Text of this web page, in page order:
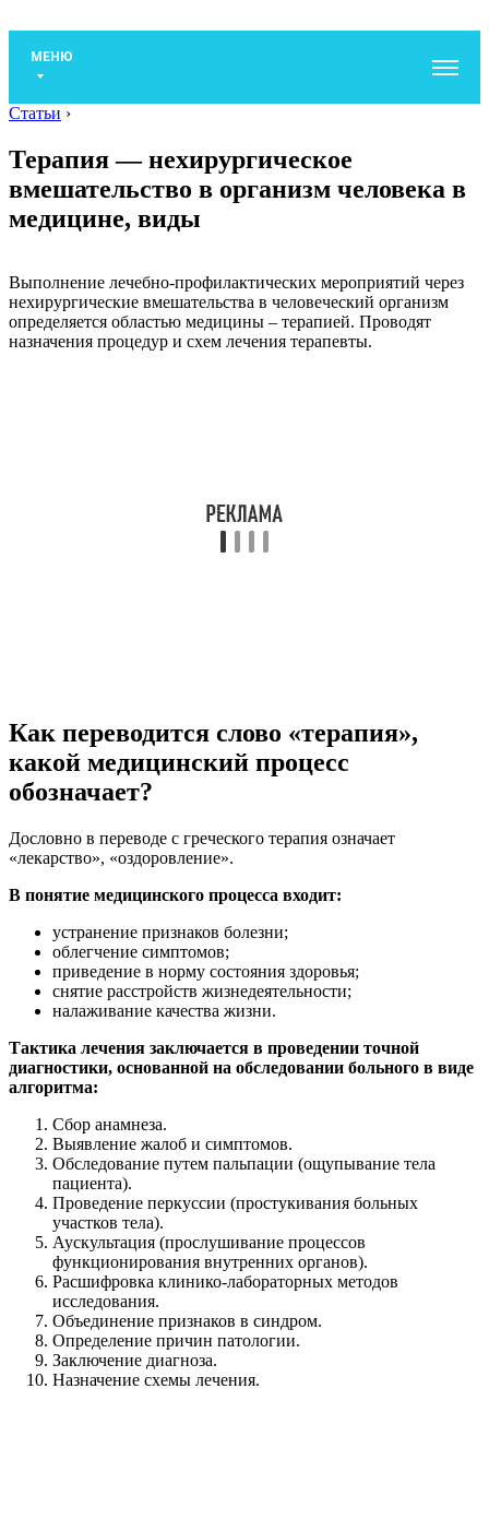
МЕНЮ
Статьи ›
Терапия — нехирургическое
вмешательство в организм человека в
медицине, виды
Выполнение лечебно-профилактических мероприятий через
нехирургические вмешательства в человеческий организм
определяется областью медицины – терапией. Проводят
назначения процедур и схем лечения терапевты.
Как переводится слово «терапия»,
какой медицинский процесс
обозначает?
Дословно в переводе с греческого терапия означает
«лекарство», «оздоровление».
В понятие медицинского процесса входит:
устранение признаков болезни;
облегчение симптомов;
приведение в норму состояния здоровья;
снятие расстройств жизнедеятельности;
налаживание качества жизни.
Тактика лечения заключается в проведении точной
диагностики, основанной на обследовании больного в виде
алгоритма:
Сбор анамнеза.
Выявление жалоб и симптомов.
Обследование путем пальпации (ощупывание тела
пациента).
Проведение перкуссии (простукивания больных
участков тела).
Аускультация (прослушивание процессов
функционирования внутренних органов).
Расшифровка клинико-лабораторных методов
исследования.
Объединение признаков в синдром.
Определение причин патологии.
Заключение диагноза.
Назначение схемы лечения.